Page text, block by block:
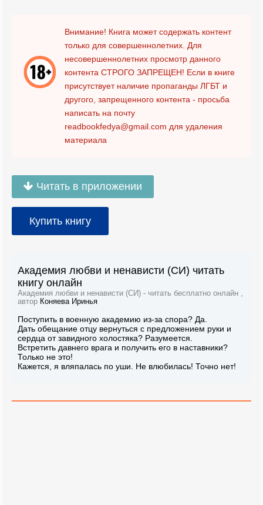
Внимание! Книга может содержать контент
только для совершеннолетних. Для
несовершеннолетних просмотр данного
контента СТРОГО ЗАПРЕЩЕН! Если в книге
присутствует наличие пропаганды ЛГБТ и
другого, запрещенного контента - просьба
написать на почту
readbookfedya@gmail.com для удаления
материала
Читать в приложении
Купить книгу
Академия любви и ненависти (СИ) читать
книгу онлайн
Академия любви и ненависти (СИ) - читать бесплатно онлайн ,
автор Коняева Иринья
Поступить в военную академию из-за спора? Да.
Дать обещание отцу вернуться с предложением руки и
сердца от завидного холостяка? Разумеется.
Встретить давнего врага и получить его в наставники?
Только не это!
Кажется, я вляпалась по уши. Не влюбилась! Точно нет!